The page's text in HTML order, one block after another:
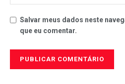
Salvar meus dados neste
que eu comentar.